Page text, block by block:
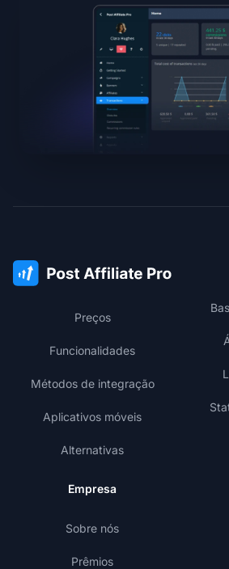
Preços
Funcionalidades
Métodos de integração
Aplicativos móveis
Alternativas
Empresa
Sobre nós
Prêmios